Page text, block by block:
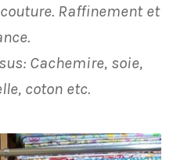
Raffinement et
Cachemire, soie,
coton etc.